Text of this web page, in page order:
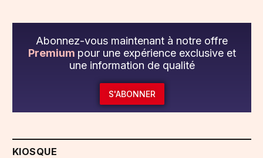
Abonnez-vous maintenant à notre offre
Premium pour une expérience exclusive et
une information de qualité
S'ABONNER
KIOSQUE